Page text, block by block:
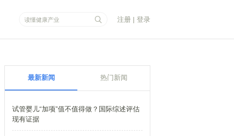
注册 | 登录
最新新闻 热门新闻
试管婴儿“加项”值不值得做？国际综述评估
现有证据